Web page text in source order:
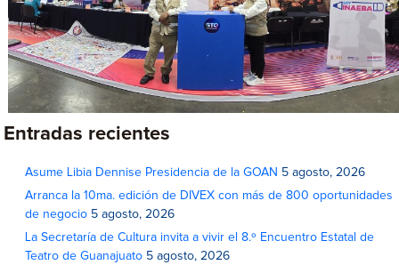
Entradas recientes
Asume Libia Dennise Presidencia de la GOAN 5 agosto, 2026
Arranca la 10ma. edición de DIVEX con más de 800 oportunidades
de negocio 5 agosto, 2026
La Secretaría de Cultura invita a vivir el 8.º Encuentro Estatal de
Teatro de Guanajuato 5 agosto, 2026